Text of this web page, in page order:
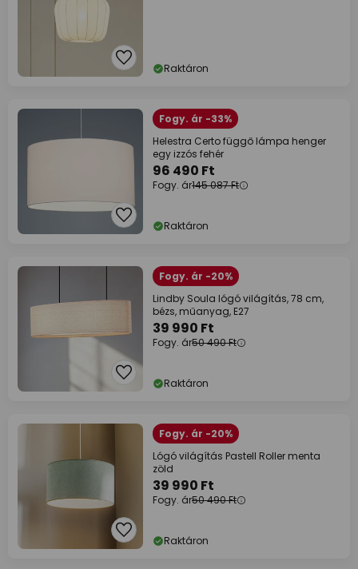
Raktáron
Fogy. ár -33%
Helestra Certo függő lámpa henger
egy izzós fehér
96 490 Ft
Fogy. ár145 087 Ft
Raktáron
Fogy. ár -20%
Lindby Soula lógó világítás, 78 cm,
bézs, műanyag, E27
39 990 Ft
Fogy. ár50 490 Ft
Raktáron
Fogy. ár -20%
Lógó világítás Pastell Roller menta
zöld
39 990 Ft
Fogy. ár50 490 Ft
Raktáron